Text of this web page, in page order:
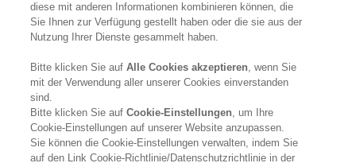
Privacy Policy
FOLLOW US
diese mit anderen Informationen kombinieren können, die
Sie Ihnen zur Verfügung gestellt haben oder die sie aus der
Nutzung Ihrer Dienste gesammelt haben.
Bitte klicken Sie aufAlle Cookies akzeptieren, wenn Sie
mit der Verwendung aller unserer Cookies einverstanden
sind.
Bitte klicken Sie aufCookie-Einstellungen, um Ihre
Cookie-Einstellungen auf unserer Website anzupassen.
Sie können die Cookie-Einstellungen verwalten, indem Sie
auf den Link Cookie-Richtlinie/Datenschutzrichtlinie in der